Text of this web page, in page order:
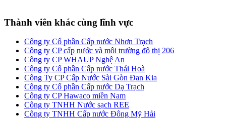
Thành viên khác cùng lĩnh vực
Công ty Cổ phần Cấp nước Nhơn Trạch
Công ty CP cấp nước và môi trường đô thị 206
Công ty CP WHAUP Nghệ An
Công ty Cổ phần Cấp nước Thái Hoà
Công Ty CP Cấp Nước Sài Gòn Đan Kia
Công ty Cổ phần Cấp nước Dạ Trạch
Công ty CP Hawaco miền Nam
Công ty TNHH Nước sạch REE
Công ty TNHH Cấp nước Đông Mỹ Hải